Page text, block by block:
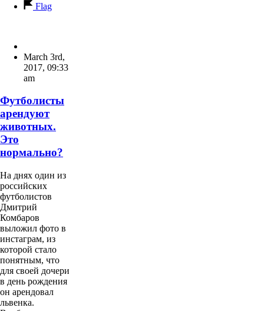
Flag
March 3rd,
2017, 09:33
am
Футболисты
арендуют
животных.
Это
нормально?
На днях один из
российских
футболистов
Дмитрий
Комбаров
выложил фото в
инстаграм, из
которой стало
понятным, что
для своей дочери
в день рождения
он арендовал
львенка.